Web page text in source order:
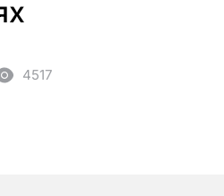
4517